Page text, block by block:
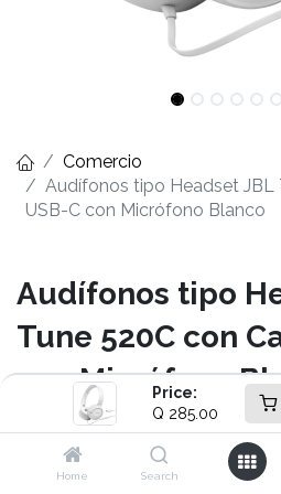
Price:
Q 285.00
Home Search
Comercio
Audífonos tipo Headset JBL
USB-C con Micrófono Blanco
Audífonos tipo
Tune 520C con
con Micrófono
- Audio JBL Pure Bass con
- Diseño supraaural ligero,
- Conexión cableada digital